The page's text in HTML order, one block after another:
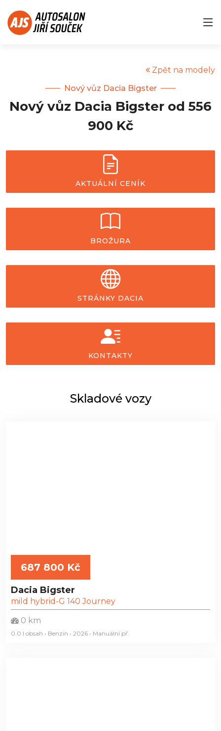
Zpět na modely
Nový vůz Dacia Bigster
Nový vůz Dacia Bigster od 556
900 Kč
AKTUÁLNÍ CENÍK
BROŽURA
STRÁNKY DACIA
KONTAKTY
Skladové vozy
687 800 Kč
Dacia Bigster
mild hybrid-G 140 Journey
0 km
0.0 l obsah • Benzín • 2026 • Manuální př.